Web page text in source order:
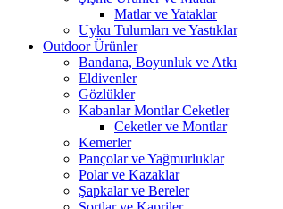
Matlar ve Yataklar
Uyku Tulumları ve Yastıklar
Outdoor Ürünler
Bandana, Boyunluk ve Atkı
Eldivenler
Gözlükler
Kabanlar Montlar Ceketler
Ceketler ve Montlar
Kemerler
Pançolar ve Yağmurluklar
Polar ve Kazaklar
Şapkalar ve Bereler